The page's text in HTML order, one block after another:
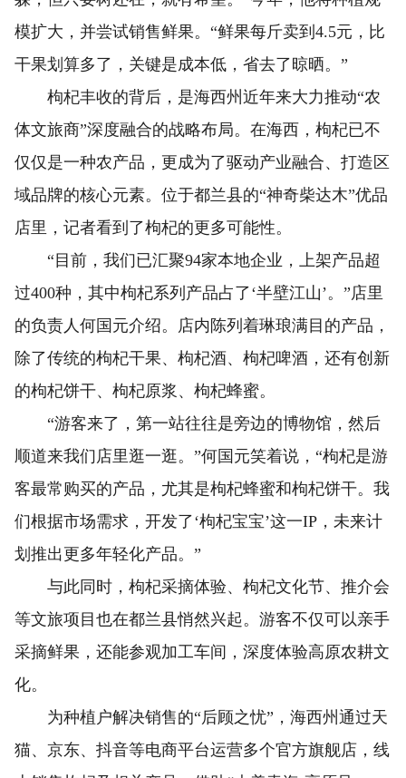
模扩大，并尝试销售鲜果。“鲜果每斤卖到4.5元，比
干果划算多了，关键是成本低，省去了晾晒。”
枸杞丰收的背后，是海西州近年来大力推动“农
体文旅商”深度融合的战略布局。在海西，枸杞已不
仅仅是一种农产品，更成为了驱动产业融合、打造区
域品牌的核心元素。位于都兰县的“神奇柴达木”优品
店里，记者看到了枸杞的更多可能性。
“目前，我们已汇聚94家本地企业，上架产品超
过400种，其中枸杞系列产品占了‘半壁江山’。”店里
的负责人何国元介绍。店内陈列着琳琅满目的产品，
除了传统的枸杞干果、枸杞酒、枸杞啤酒，还有创新
的枸杞饼干、枸杞原浆、枸杞蜂蜜。
“游客来了，第一站往往是旁边的博物馆，然后
顺道来我们店里逛一逛。”何国元笑着说，“枸杞是游
客最常购买的产品，尤其是枸杞蜂蜜和枸杞饼干。我
们根据市场需求，开发了‘枸杞宝宝’这一IP，未来计
划推出更多年轻化产品。”
与此同时，枸杞采摘体验、枸杞文化节、推介会
等文旅项目也在都兰县悄然兴起。游客不仅可以亲手
采摘鲜果，还能参观加工车间，深度体验高原农耕文
化。
为种植户解决销售的“后顾之忧”，海西州通过天
猫、京东、抖音等电商平台运营多个官方旗舰店，线